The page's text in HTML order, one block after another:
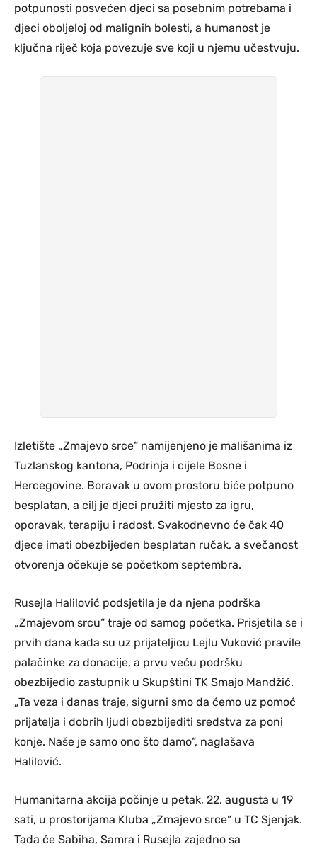
potpunosti posvećen djeci sa posebnim potrebama i
djeci oboljeloj od malignih bolesti, a humanost je
ključna riječ koja povezuje sve koji u njemu učestvuju.
Izletište „Zmajevo srce“ namijenjeno je mališanima iz
Tuzlanskog kantona, Podrinja i cijele Bosne i
Hercegovine. Boravak u ovom prostoru biće potpuno
besplatan, a cilj je djeci pružiti mjesto za igru,
oporavak, terapiju i radost. Svakodnevno će čak 40
djece imati obezbijeđen besplatan ručak, a svečanost
otvorenja očekuje se početkom septembra.
Rusejla Halilović podsjetila je da njena podrška
„Zmajevom srcu“ traje od samog početka. Prisjetila se i
prvih dana kada su uz prijateljicu Lejlu Vuković pravile
palačinke za donacije, a prvu veću podršku
obezbijedio zastupnik u Skupštini TK Smajo Mandžić.
„Ta veza i danas traje, sigurni smo da ćemo uz pomoć
prijatelja i dobrih ljudi obezbijediti sredstva za poni
konje. Naše je samo ono što damo“, naglašava
Halilović.
Humanitarna akcija počinje u petak, 22. augusta u 19
sati, u prostorijama Kluba „Zmajevo srce“ u TC Sjenjak.
Tada će Sabiha, Samra i Rusejla zajedno sa